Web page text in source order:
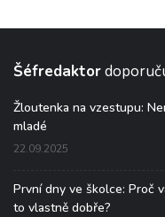
Šéfredaktor
Žloutenka na vzestupu:
mladé
22.09.2025
První dny ve školce: Proč
to vlastně dobře?